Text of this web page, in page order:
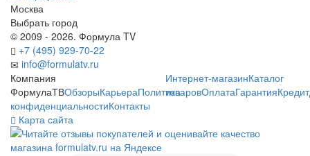
Москва
Выбрать город
© 2009 - 2026. Формула TV
+7 (495) 929-70-22
info@formulatv.ru
Компания
ФормулаТВОбзорыКарьераПолитика
конфиденциальностиКонтакты
Интернет-магазинКаталог
товаровОплатаГарантияКредит
Карта сайта